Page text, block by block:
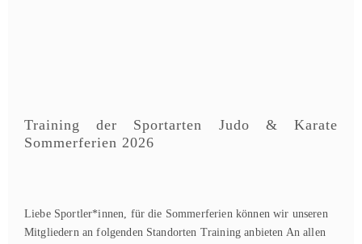
Training der Sportarten Judo & Karate
Sommerferien 2026
Liebe Sportler*innen, für die Sommerferien können wir unseren
Mitgliedern an folgenden Standorten Training anbieten An allen